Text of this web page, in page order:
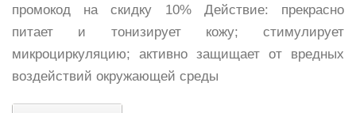
промокод на скидку 10% Действие: прекрасно
питает и тонизирует кожу; стимулирует
микроциркуляцию; активно защищает от вредных
воздействий окружающей среды